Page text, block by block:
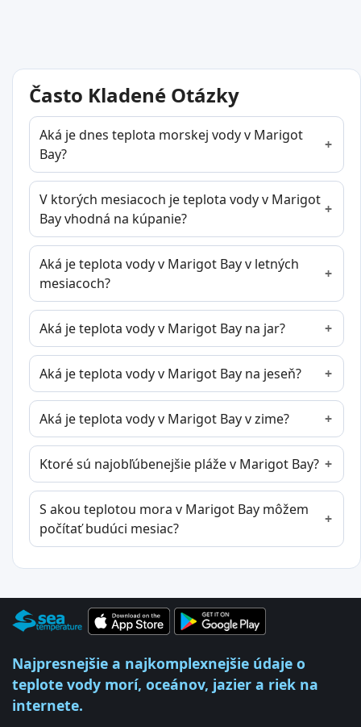
Často Kladené Otázky
Aká je dnes teplota morskej vody v Marigot
Bay?
V ktorých mesiacoch je teplota vody v Marigot
Bay vhodná na kúpanie?
Aká je teplota vody v Marigot Bay v letných
mesiacoch?
Aká je teplota vody v Marigot Bay na jar?
Aká je teplota vody v Marigot Bay na jeseň?
Aká je teplota vody v Marigot Bay v zime?
Ktoré sú najobľúbenejšie pláže v Marigot Bay?
S akou teplotou mora v Marigot Bay môžem
počítať budúci mesiac?
Najpresnejšie a najkomplexnejšie údaje o
teplote vody morí, oceánov, jazier a riek na
internete.